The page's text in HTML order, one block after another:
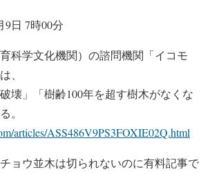
9日 7時00分
科学文化機関）の諮問機関「イコモ
、
壊」「樹齢100年を超す樹木がなくな
。
articles/ASS486V9PS3FOXIE02Q.html
ョウ並木は切られないのに有料記事で